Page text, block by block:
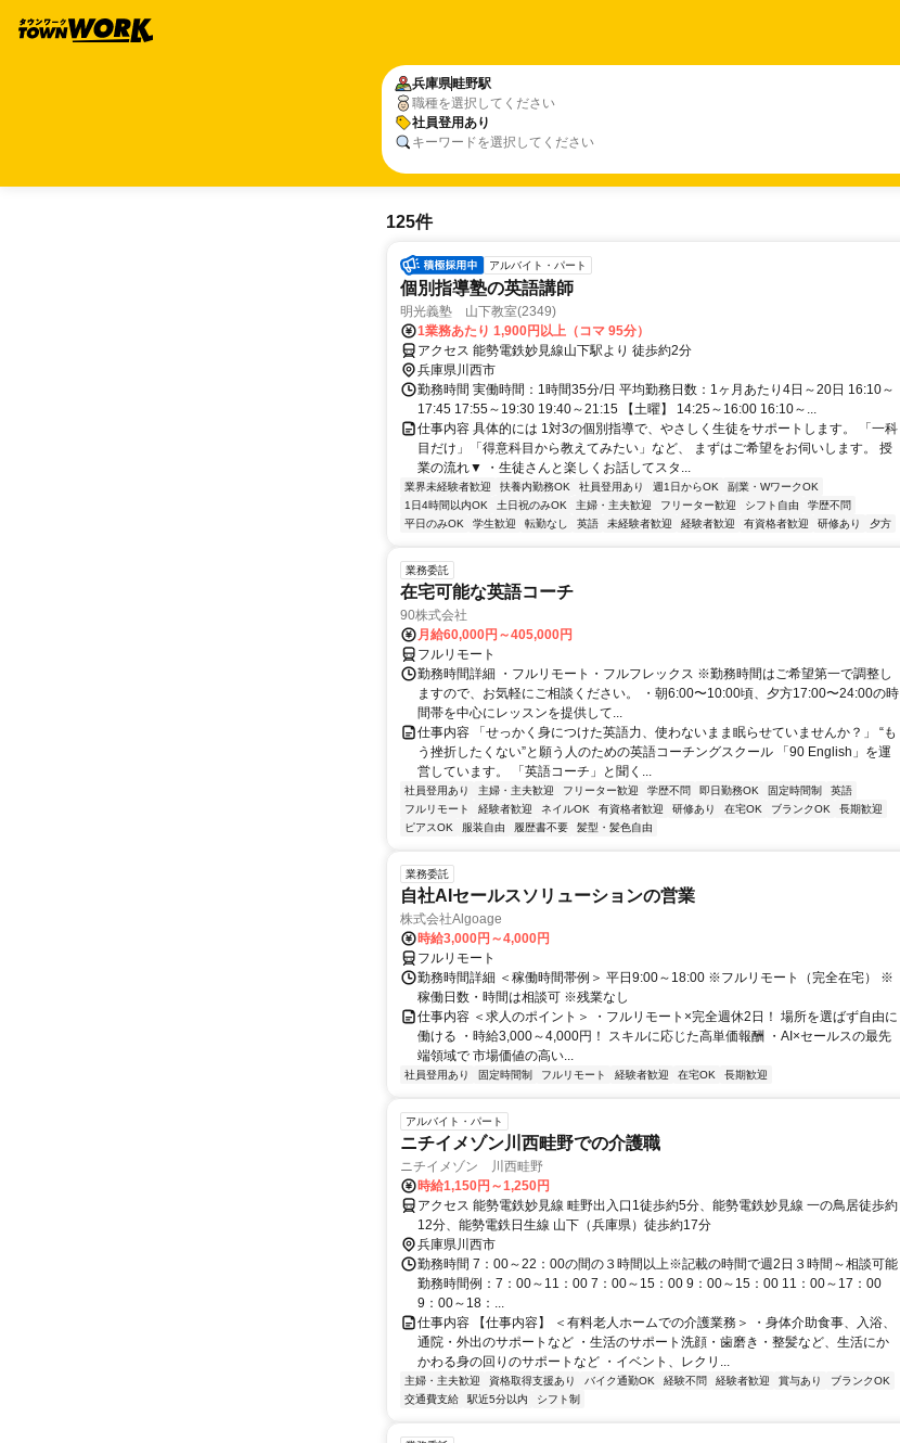
兵庫県畦野駅
職種を選択してください
社員登用あり
キーワードを選択してください
125件
アルバイト・パート
個別指導塾の英語講師
明光義塾 山下教室(2349)
1業務あたり 1,900円以上（コマ 95分）
アクセス 能勢電鉄妙見線山下駅より 徒歩約2分
兵庫県川西市
勤務時間 実働時間：1時間35分/日 平均勤務日数：1ヶ月あたり4日～20日 16:10～
17:45 17:55～19:30 19:40～21:15 【土曜】 14:25～16:00 16:10～...
仕事内容 具体的には 1対3の個別指導で、やさしく生徒をサポートします。 「一科
目だけ」「得意科目から教えてみたい」など、 まずはご希望をお伺いします。 授
業の流れ▼ ・生徒さんと楽しくお話してスタ...
業界未経験者歓迎 扶養内勤務OK 社員登用あり 週1日からOK
副業・WワークOK
1日4時間以内OK
土日祝のみOK 主婦・主夫歓迎 フリーター歓迎 シフト自由
学歴不問
平日のみOK
学生歓迎 転勤なし 英語 未経験者歓迎 経験者歓迎 有資格者歓迎 研修あり 夕方
業務委託
在宅可能な英語コーチ
90株式会社
月給60,000円～405,000円
フルリモート
勤務時間詳細 ・フルリモート・フルフレックス ※勤務時間はご希望第一で調整し
ますので、お気軽にご相談ください。 ・朝6:00〜10:00頃、夕方17:00〜24:00の時
間帯を中心にレッスンを提供して...
仕事内容 「せっかく身につけた英語力、使わないまま眠らせていませんか？」 “も
う挫折したくない”と願う人のための英語コーチングスクール 「90 English」を運
営しています。 「英語コーチ」と聞く...
社員登用あり 主婦・主夫歓迎 フリーター歓迎 学歴不問 即日勤務OK 固定時間制
英語
フルリモート
経験者歓迎 ネイルOK 有資格者歓迎 研修あり 在宅OK ブランクOK
長期歓迎
ピアスOK
服装自由 履歴書不要 髪型・髪色自由
業務委託
自社AIセールスソリューションの営業
株式会社Algoage
時給3,000円～4,000円
フルリモート
勤務時間詳細 ＜稼働時間帯例＞ 平日9:00～18:00 ※フルリモート（完全在宅） ※
稼働日数・時間は相談可 ※残業なし
仕事内容 ＜求人のポイント＞ ・フルリモート×完全週休2日！ 場所を選ばず自由に
働ける ・時給3,000～4,000円！ スキルに応じた高単価報酬 ・AI×セールスの最先
端領域で 市場価値の高い...
社員登用あり 固定時間制 フルリモート 経験者歓迎 在宅OK 長期歓迎
アルバイト・パート
ニチイメゾン川西畦野での介護職
ニチイメゾン 川西畦野
時給1,150円～1,250円
アクセス 能勢電鉄妙見線 畦野出入口1徒歩約5分、能勢電鉄妙見線 一の鳥居徒歩約
12分、能勢電鉄日生線 山下（兵庫県）徒歩約17分
兵庫県川西市
勤務時間 7：00～22：00の間の３時間以上※記載の時間で週2日３時間～相談可能
勤務時間例：7：00～11：00 7：00～15：00 9：00～15：00 11：00～17：00
9：00～18：...
仕事内容 【仕事内容】 ＜有料老人ホームでの介護業務＞ ・身体介助食事、入浴、
通院・外出のサポートなど ・生活のサポート洗顔・歯磨き・整髪など、生活にか
かわる身の回りのサポートなど ・イベント、レクリ...
主婦・主夫歓迎 資格取得支援あり バイク通勤OK 経験不問 経験者歓迎 賞与あり
ブランクOK
交通費支給
駅近5分以内 シフト制